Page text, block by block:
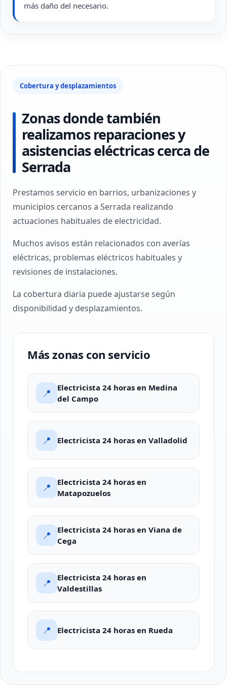
más daño del necesario.
Cobertura y desplazamientos
Zonas donde también
realizamos reparaciones y
asistencias eléctricas cerca de
Serrada
Prestamos servicio en barrios, urbanizaciones y
municipios cercanos a Serrada realizando
actuaciones habituales de electricidad.
Muchos avisos están relacionados con averías
eléctricas, problemas eléctricos habituales y
revisiones de instalaciones.
La cobertura diaria puede ajustarse según
disponibilidad y desplazamientos.
Más zonas con servicio
📍
Electricista 24 horas en Medina
del Campo
📍 Electricista 24 horas en Valladolid
📍
Electricista 24 horas en
Matapozuelos
📍
Electricista 24 horas en Viana de
Cega
📍
Electricista 24 horas en
Valdestillas
📍 Electricista 24 horas en Rueda